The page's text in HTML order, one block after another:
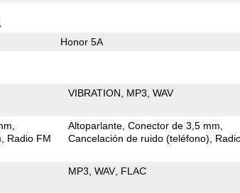
Honor 5A
VIBRATION MP3 WAV
Radio FM
Altoparlante Conector de 3,5 mm
Cancelación de ruido (teléfono)
MP3 WAV FLAC